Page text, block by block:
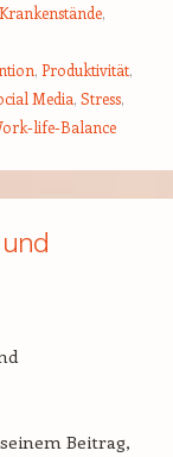
Krankenstände,
, Produktivität,
Media, Stress,
life-Balance
Beitrag,